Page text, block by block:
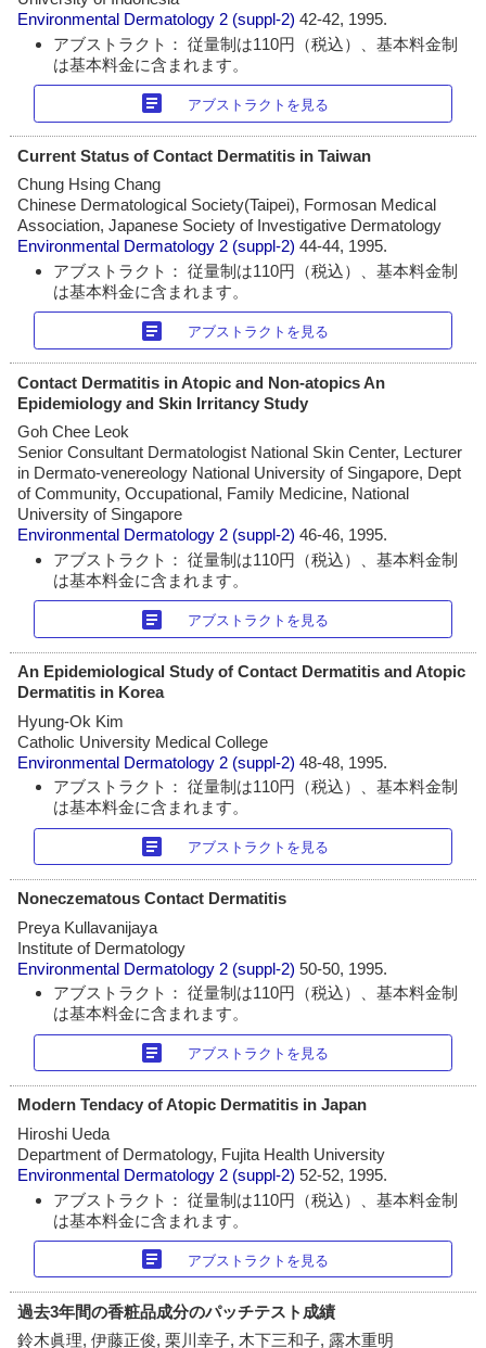
Environmental Dermatology 2 (suppl-2)42-42, 1995.
アブストラクト： 従量制は110円（税込）、基本料金制
は基本料金に含まれます。
article アブストラクトを見る
Current Status of Contact Dermatitis in Taiwan
Chung Hsing Chang
Chinese Dermatological Society(Taipei), Formosan Medical
Association, Japanese Society of Investigative Dermatology
Environmental Dermatology 2 (suppl-2)44-44, 1995.
アブストラクト： 従量制は110円（税込）、基本料金制
は基本料金に含まれます。
article アブストラクトを見る
Contact Dermatitis in Atopic and Non-atopics An
Epidemiology and Skin Irritancy Study
Goh Chee Leok
Senior Consultant Dermatologist National Skin Center, Lecturer
in Dermato-venereology National University of Singapore, Dept
of Community, Occupational, Family Medicine, National
University of Singapore
Environmental Dermatology 2 (suppl-2)46-46, 1995.
アブストラクト： 従量制は110円（税込）、基本料金制
は基本料金に含まれます。
article アブストラクトを見る
An Epidemiological Study of Contact Dermatitis and Atopic
Dermatitis in Korea
Hyung-Ok Kim
Catholic University Medical College
Environmental Dermatology 2 (suppl-2)48-48, 1995.
アブストラクト： 従量制は110円（税込）、基本料金制
は基本料金に含まれます。
article アブストラクトを見る
Noneczematous Contact Dermatitis
Preya Kullavanijaya
Institute of Dermatology
Environmental Dermatology 2 (suppl-2)50-50, 1995.
アブストラクト： 従量制は110円（税込）、基本料金制
は基本料金に含まれます。
article アブストラクトを見る
Modern Tendacy of Atopic Dermatitis in Japan
Hiroshi Ueda
Department of Dermatology, Fujita Health University
Environmental Dermatology 2 (suppl-2)52-52, 1995.
アブストラクト： 従量制は110円（税込）、基本料金制
は基本料金に含まれます。
article アブストラクトを見る
過去3年間の香粧品成分のパッチテスト成績
鈴木眞理, 伊藤正俊, 栗川幸子, 木下三和子, 露木重明